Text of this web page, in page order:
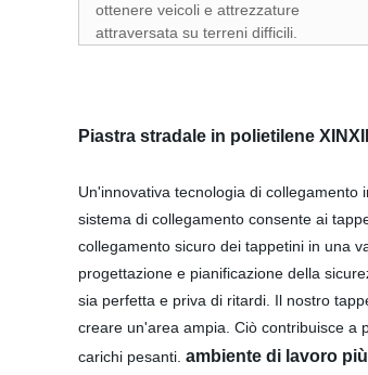
ottenere veicoli e attrezzature
attraversata su terreni difficili.
Piastra stradale in polietilene
Un'innovativa tecnologia di
sistema di collegamento consente ai
collegamento sicuro dei tappetini in una
progettazione e pianificazione della
sia perfetta e priva di ritardi. Il nostro
creare un'area ampia. Ciò contribuisce a
carichi pesanti. ambiente di lavoro